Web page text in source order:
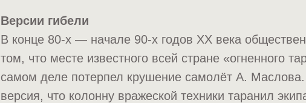
Версии гибели
В конце 80-х — начале 90-х годов XX века
том, что месте известного всей стране «огненного
самом деле потерпел крушение самолёт А.
версия, что колонну вражеской техники таранил